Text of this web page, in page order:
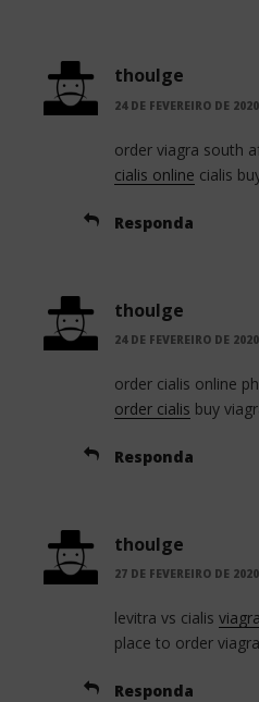
thoulge
24 DE FEVEREIRO DE
order viagra south
cialis online cialis
Responda
thoulge
24 DE FEVEREIRO DE
order cialis online
order cialis buy
Responda
thoulge
27 DE FEVEREIRO DE
levitra vs cialis
place to order
Responda